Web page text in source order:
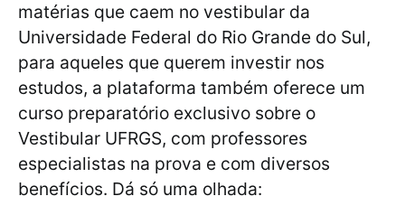
matérias que caem no vestibular da
Universidade Federal do Rio Grande do Sul,
para aqueles que querem investir nos
estudos, a plataforma também oferece um
curso preparatório exclusivo sobre o
Vestibular UFRGS, com professores
especialistas na prova e com diversos
benefícios. Dá só uma olhada: